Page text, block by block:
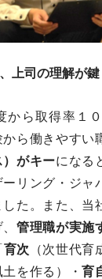
上司の理解が鍵
から取得率１
ら働きやすい
）がキーになる
ーリング・ジャ
た。また、当
、管理職が実施
育次 （次世代育
土を作る）・育